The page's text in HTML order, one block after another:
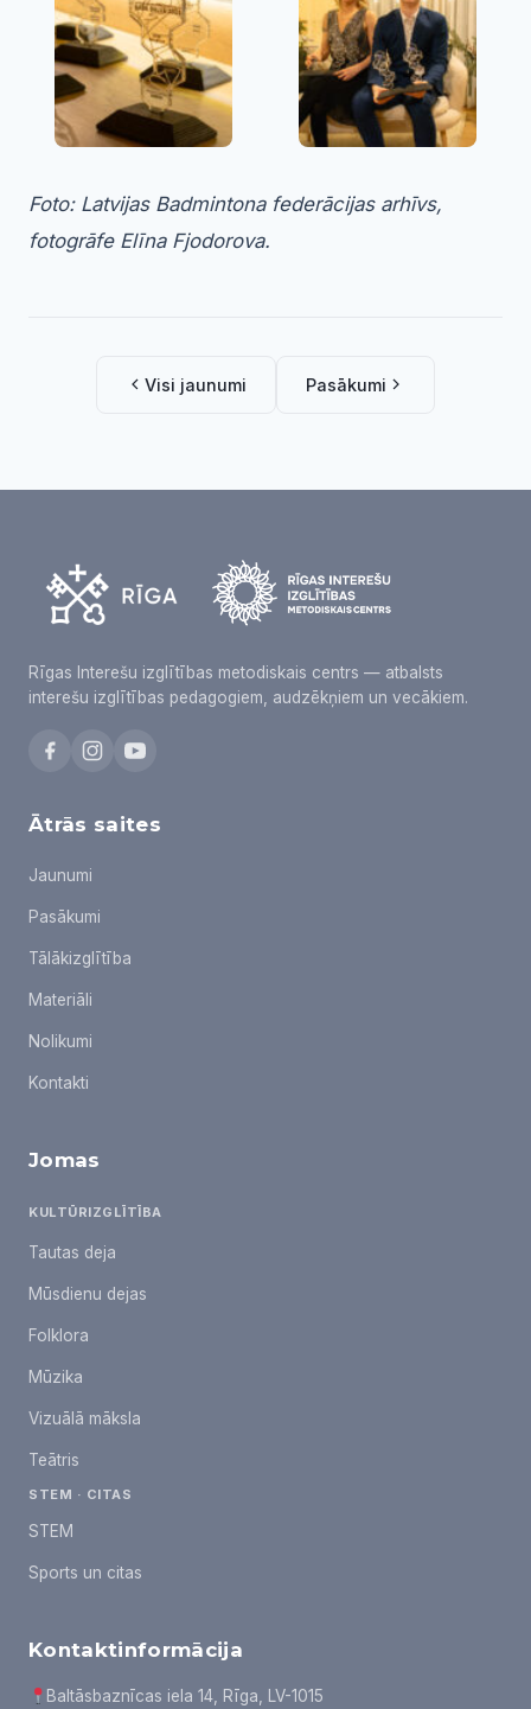
Foto: Latvijas Badmintona federācijas arhīvs,
fotogrāfe Elīna Fjodorova.
Visi jaunumi Pasākumi
Rīgas Interešu izglītības metodiskais centrs — atbalsts
interešu izglītības pedagogiem, audzēkņiem un vecākiem.
Ātrās saites
Jaunumi
Pasākumi
Tālākizglītība
Materiāli
Nolikumi
Kontakti
Jomas
KULTŪRIZGLĪTĪBA
Tautas deja
Mūsdienu dejas
Folklora
Mūzika
Vizuālā māksla
Teātris
STEM · CITAS
STEM
Sports un citas
Kontaktinformācija
Baltāsbaznīcas iela 14, Rīga, LV-1015